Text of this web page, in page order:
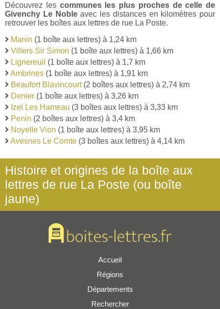
Découvrez les communes les plus proches de celle de
Givenchy Le Nobleavec les distances en kilomètres pour
retrouver les boîtes aux lettres de rue La Poste.
Manin (1 boîte aux lettres) à 1,24 km
Villers Sir Simon (1 boîte aux lettres) à 1,66 km
Lignereuil (1 boîte aux lettres) à 1,7 km
Ambrines (1 boîte aux lettres) à 1,91 km
Beaufort Blavincourt(2 boîtes aux lettres) à 2,74 km
Denier (1 boîte aux lettres) à 3,26 km
Izel Les Hameau (3 boîtes aux lettres) à 3,33 km
Penin (2 boîtes aux lettres) à 3,4 km
Noyelle Vion (1 boîte aux lettres) à 3,95 km
Avesnes Le Comte (3 boîtes aux lettres) à 4,14 km
Histoire et origines de la boîte aux
lettres de rue La Poste (ou boîte
jaune)
Accueil
Régions
Départements
Rechercher